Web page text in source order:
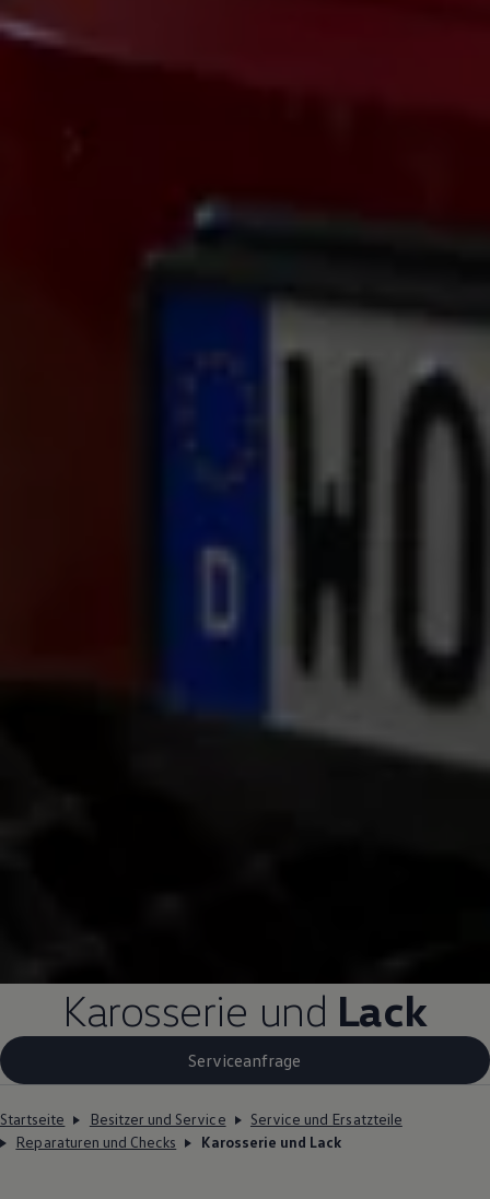
Karosserie und Lack
Serviceanfrage
Startseite Besitzer und Service
Service und Ersatzteile
Reparaturen und Checks
Karosserie und Lack